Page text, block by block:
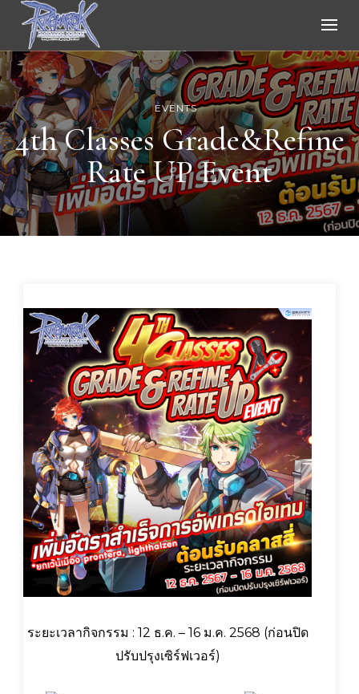
Ragnarok Online
EVENTS
4th Classes Grade&Refine
Rate UP Event
ระยะเวลากิจกรรม : 12 ธ.ค. – 16 ม.ค. 2568 (ก่อนปิด
ปรับปรุงเซิร์ฟเวอร์)